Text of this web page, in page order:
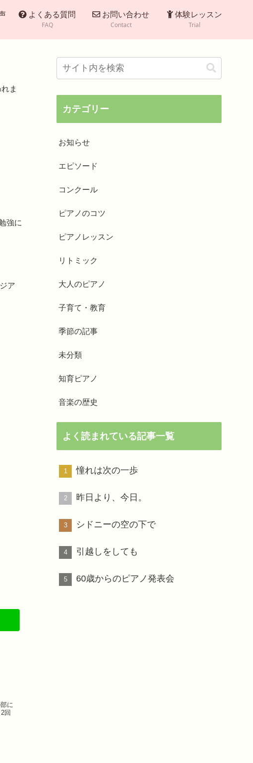
よくある質問
FAQ
お問い合わせ
Contact
体験レッスン
Trial
ま
強に
ア
に
回
カテゴリー
お知らせ
エピソード
コンクール
ピアノのコツ
ピアノレッスン
リトミック
大人のピアノ
子育て・教育
季節の記事
未分類
知育ピアノ
音楽の歴史
よく読まれている記事一覧
憧れは次の一歩
昨日より、今日。
シドニーの空の下で
引越しをしても
60歳からのピアノ発表会